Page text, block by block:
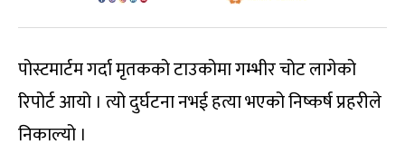
पोस्टमार्टम गर्दा मृतकको टाउकोमा गम्भीर चोट लागेको
रिपोर्ट आयो । त्यो दुर्घटना नभई हत्या भएको निष्कर्ष प्रहरीले
निकाल्यो ।